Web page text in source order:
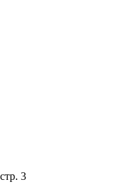
3